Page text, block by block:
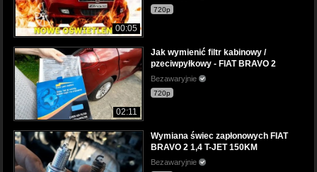
00:05
720p
02:11
Jak wymienić filtr kabinowy /
pzeciwpyłkowy - FIAT BRAVO 2
Bezawaryjnie
720p
Wymiana świec zapłonowych FIAT
BRAVO 2 1,4 T-JET 150KM
Bezawaryjnie